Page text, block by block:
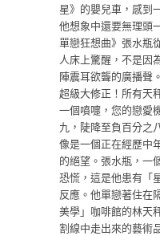
星》的嬰兒車，感到
他想象中還要無理頭
單戀狂想曲》張水瓶
人床上驚醒，不是因
陣震耳欲聾的廣播聲
超級大修正！所有天
一個噴嚏，您的戀愛
九，陡降至負百分之
像是一個正在經歷中
的絕望。張水瓶，一
恐慌，這是他患有「
反應。他單戀著住在
美學」咖啡館的林天
割線中走出來的藝術